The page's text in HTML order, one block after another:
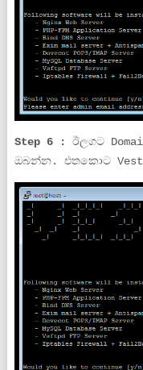
Step 6 : ඊලගට
ඔබන්න. එතකොට